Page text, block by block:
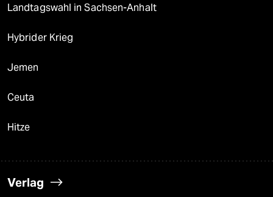
Landtagswahl in Sachsen-Anhalt
Hybrider Krieg
Jemen
Ceuta
Hitze
Verlag